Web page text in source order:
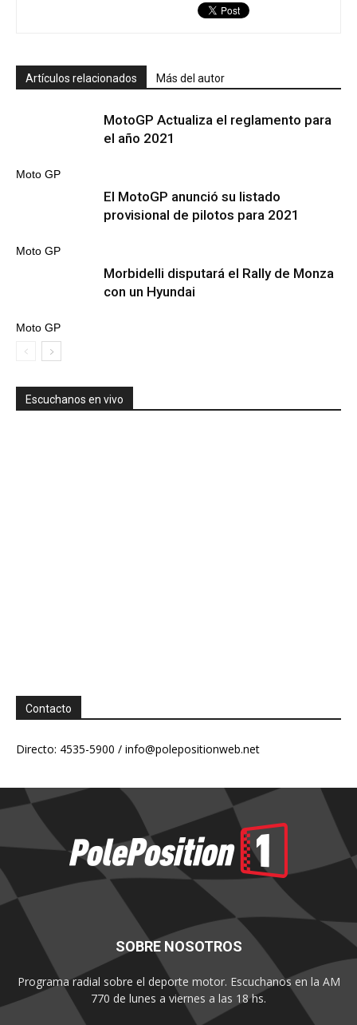
Artículos relacionados Más del autor
Moto GP
MotoGP Actualiza el reglamento para
el año 2021
Moto GP
El MotoGP anunció su listado
provisional de pilotos para 2021
Moto GP
Morbidelli disputará el Rally de Monza
con un Hyundai
Escuchanos en vivo
Contacto
Directo: 4535-5900 / info@polepositionweb.net
SOBRE NOSOTROS
Programa radial sobre el deporte motor. Escuchanos en la AM
770 de lunes a viernes a las 18 hs.